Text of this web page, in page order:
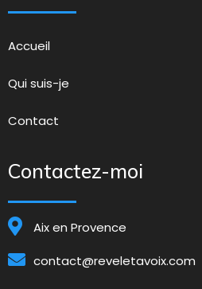
Accueil
Qui suis-je
Contact
Contactez-moi
Aix en Provence
contact@reveletavoix.com